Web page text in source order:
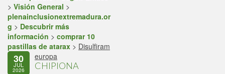
> Visión General >
plenainclusionextremadura.or
g > Descubrir más
información > comprar 10
pastillas de atarax > Disulfiram
europa
30
JUL
2026 CHIPIONA